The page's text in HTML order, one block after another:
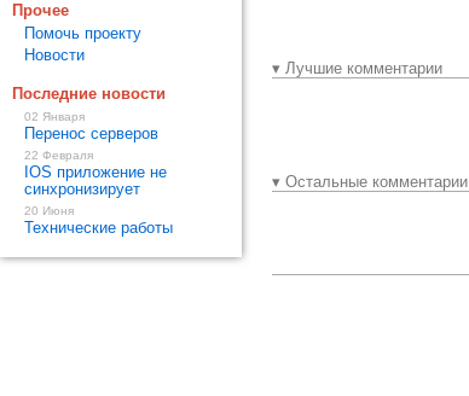
▾ Лучшие комментарии
▾ Остальные комментарии
Прочее
Помочь проекту
Новости
Последние новости
02 Января
Перенос серверов
22 Февраля
IOS приложение не
синхронизирует
20 Июня
Технические работы